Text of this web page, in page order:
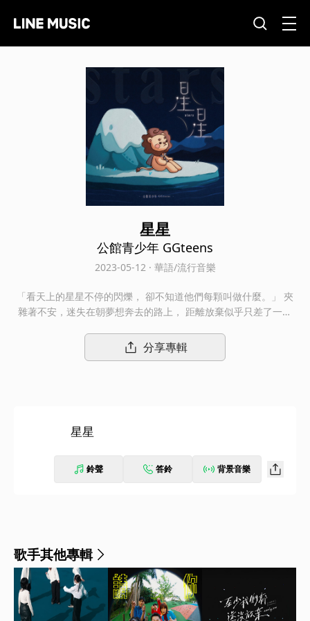
星星
公館青少年 GGteens
2023-05-12 · 華語/流行音樂
「看天上的星星不停的閃爍， 卻不知道他們每顆叫做什麼。」 夾
雜著不安，迷失在朝夢想奔去的路上， 距離放棄似乎只差了一釐
星。
分享專輯
星星
鈴聲 答鈴 背景音樂
歌手其他專輯